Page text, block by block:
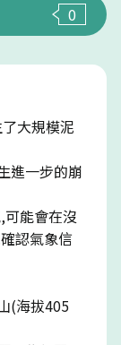
0
大規模泥
進一步的崩
能會在沒
認氣象信
(海拔405